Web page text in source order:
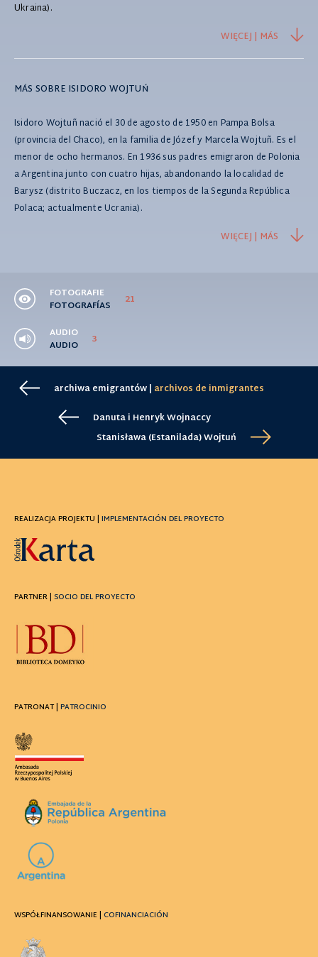
FOTOGRAFIE
FOTOGRAFÍAS
21
AUDIO
AUDIO
3
Ukraina).
WIĘCEJ | MÁS
MÁS SOBRE ISIDORO WOJTUŃ
Isidoro Wojtuñ nació el 30 de agosto de 1950 en Pampa Bolsa
(provincia del Chaco), en la familia de Józef y Marcela Wojtuñ. Es el
menor de ocho hermanos. En 1936 sus padres emigraron de Polonia
a Argentina junto con cuatro hijas, abandonando la localidad de
Barysz (distrito Buczacz, en los tiempos de la Segunda República
Polaca; actualmente Ucrania).
WIĘCEJ | MÁS
archiwa emigrantów | archivos de inmigrantes
Danuta i Henryk Wojnaccy
Stanisława (Estanilada) Wojtuń
REALIZACJA PROJEKTU | IMPLEMENTACIÓN DEL PROYECTO
PARTNER | SOCIO DEL PROYECTO
PATRONAT | PATROCINIO
WSPÓŁFINANSOWANIE | COFINANCIACIÓN